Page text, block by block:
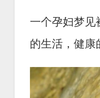
一个孕妇梦见
的生活，健康